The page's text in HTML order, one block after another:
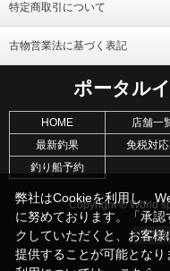
特定商取引について
古物営業法に基づく表記
ポータル
HOME 店舗一
最新釣果
免税対
釣り船予約
Copyright © World
弊社はCookieを利用し、
に努めております。「承認
クしていただくと、お客様
提供することが可能となり